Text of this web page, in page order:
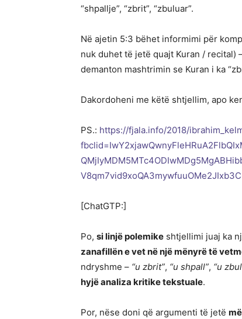
“shpallje”, “zbrit”, “zbuluar”.
Në ajetin 5:3 bëhet informimi për
nuk duhet të jetë quajt Kuran / recital)
demanton mashtrimin se Kuran i ka
Dakordoheni me këtë shtjellim, apo
PS.: https://fjala.info/2018/
[ChatGTP:]
Po, si linjë polemike shtjellimi juaj ka
zanafillën e vet në një mënyrë të
ndryshme – “u zbrit”, “u shpall”, “u
hyjë analiza kritike tekstuale.
Por, nëse doni që argumenti të jetë